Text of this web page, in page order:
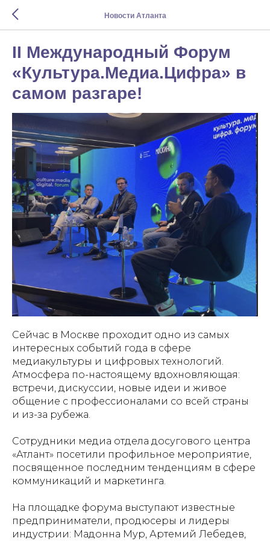
Новости Атланта
II Международный Форум
«Культура.Медиа.Цифра» в
самом разгаре!
Сейчас в Москве проходит одно из самых
интересных событий года в сфере
медиакультуры и цифровых технологий.
Атмосфера по-настоящему вдохновляющая:
встречи, дискуссии, новые идеи и живое
общение с профессионалами со всей страны
и из-за рубежа.
Сотрудники медиа отдела досугового центра
«Атлант» посетили профильное мероприятие,
посвященное последним тенденциям в сфере
коммуникаций и маркетинга.
На площадке форума выступают известные
предприниматели, продюсеры и лидеры
индустрии: Мадонна Мур, Артемий Лебедев,